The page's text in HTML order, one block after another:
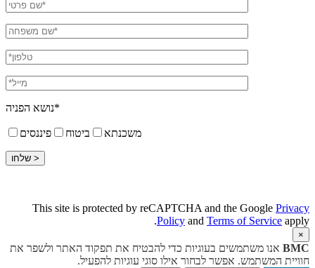
נושא הפניה*
משכנתא ביטוח פיננסים
This site is protected by reCAPTCHA and the Google Privacy
Policy and Terms of Service apply.
×
BMC אנו משתמשים בעוגיות כדי להבטיח את תפקוד האתר ולשפר את
חוויית המשתמש. אפשר לבחור אילו סוגי עוגיות להפעיל.